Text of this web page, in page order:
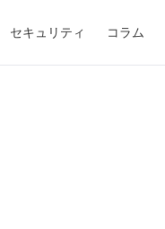
セキュリティ コラム